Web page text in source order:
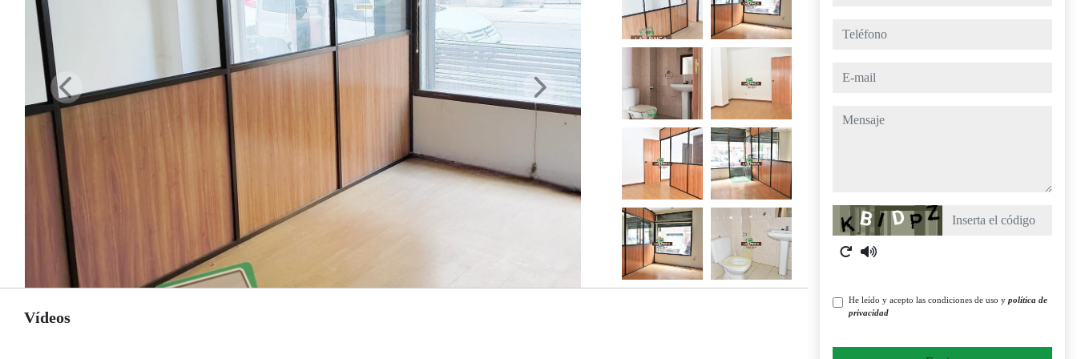
Vídeos
teléfono
e-mail
mensaje
Captcha
He leído y acepto las condiciones de uso y política de
privacidad